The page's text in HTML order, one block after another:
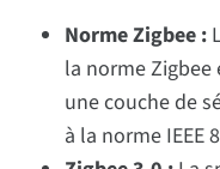
Norme Zigbee :
la norme
une couche de
à la norme IEEE